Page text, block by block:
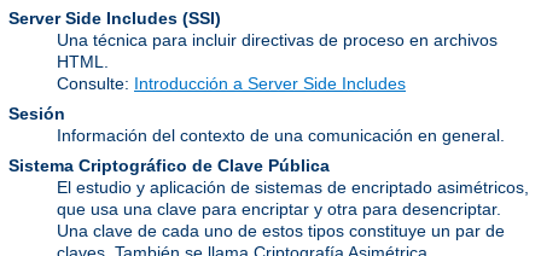
Server Side Includes (SSI)
Una técnica para incluir directivas de proceso en archivos
HTML.
Consulte: Introducción a Server Side Includes
Sesión
Información del contexto de una comunicación en general.
Sistema Criptográfico de Clave Pública
El estudio y aplicación de sistemas de encriptado asimétricos,
que usa una clave para encriptar y otra para desencriptar.
Una clave de cada uno de estos tipos constituye un par de